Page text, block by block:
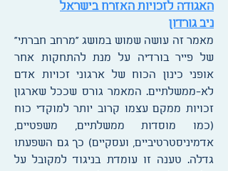
האגודה לזכויות האזרח בישראל
ניב גורדון
מאמר זה עושה שמוש במושג "מרחב חברתי"
של פייר בורדיה על מנת להתחקות אחר
אופני כינון הכוח של ארגוני זכויות אדם
לא-ממשלתיים. המאמר גורס שככל שארגון
זכויות ממקם עצמו קרוב יותר למוקדי כוח
(כמו מוסדות ממשלתיים, משפטיים,
אדמיניסטרטיביים, ועסקיים) כך גם השפעתו
גדלה. טענה זו עומדת בניגוד למקובל על